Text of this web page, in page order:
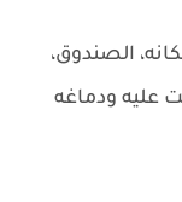
الصندوق،
عليه ودماغه